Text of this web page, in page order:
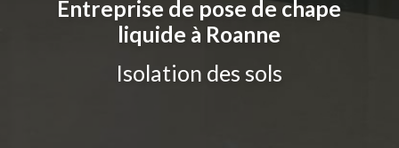
Entreprise de pose de chape
liquide à Roanne
Isolation des sols